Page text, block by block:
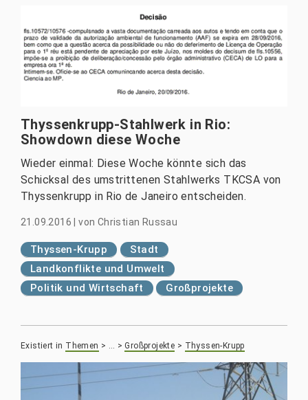
Thyssenkrupp-Stahlwerk in Rio:
Showdown diese Woche
Wieder einmal: Diese Woche könnte sich das
Schicksal des umstrittenen Stahlwerks TKCSA von
Thyssenkrupp in Rio de Janeiro entscheiden.
21.09.2016 |von Christian Russau
Thyssen-Krupp
Stadt
Landkonflikte und Umwelt
Politik und Wirtschaft
Großprojekte
Existiert in Themen > … >Großprojekte > Thyssen-Krupp